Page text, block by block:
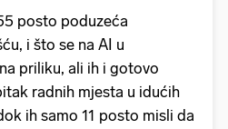
posto poduzeća
i što se na AI u
priliku, ali ih i gotovo
radnih mjesta u idućih
ih samo 11 posto misli da